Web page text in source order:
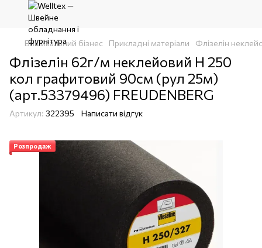
Вишивальний бізнес Прикладні матеріали Флізелін
Флізелін 62г/м неклейовий Н 250
кол графитовий 90см (рул 25м)
(арт.53379496) FREUDENBERG
Артикул: 322395 Написати відгук
Розпродаж